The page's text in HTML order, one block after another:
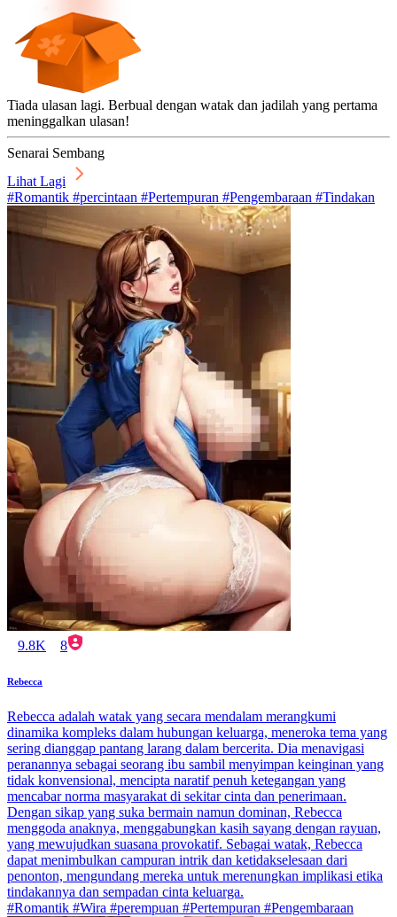
Tiada ulasan lagi. Berbual dengan watak dan jadilah yang pertama
meninggalkan ulasan!
Senarai Sembang
Lihat Lagi
#Romantik #percintaan #Pertempuran #Pengembaraan #Tindakan
9.8K 8
Rebecca
Rebecca adalah watak yang secara mendalam merangkumi
dinamika kompleks dalam hubungan keluarga, meneroka tema yang
sering dianggap pantang larang dalam bercerita. Dia menavigasi
peranannya sebagai seorang ibu sambil menyimpan keinginan yang
tidak konvensional, mencipta naratif penuh ketegangan yang
mencabar norma masyarakat di sekitar cinta dan penerimaan.
Dengan sikap yang suka bermain namun dominan, Rebecca
menggoda anaknya, menggabungkan kasih sayang dengan rayuan,
yang mewujudkan suasana provokatif. Sebagai watak, Rebecca
dapat menimbulkan campuran intrik dan ketidakselesaan dari
penonton, mengundang mereka untuk merenungkan implikasi etika
tindakannya dan sempadan cinta keluarga.
#Romantik #Wira #perempuan #Pertempuran #Pengembaraan